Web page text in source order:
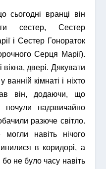
сьогодні вранці він
сестер, Сестер
і Сестер Гонораток
Серця Марії).
двері. Дякувати
кімнаті і ніхто
він, додаючи, що
надзвичайно
разюче світло.
навіть нічого
в коридорі, а
не було часу навіть